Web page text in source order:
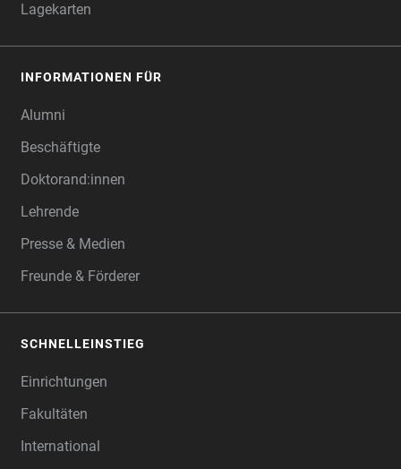
Lagekarten
INFORMATIONEN FÜR
Alumni
Beschäftigte
Doktorand:innen
Lehrende
Presse & Medien
Freunde & Förderer
SCHNELLEINSTIEG
Einrichtungen
Fakultäten
International